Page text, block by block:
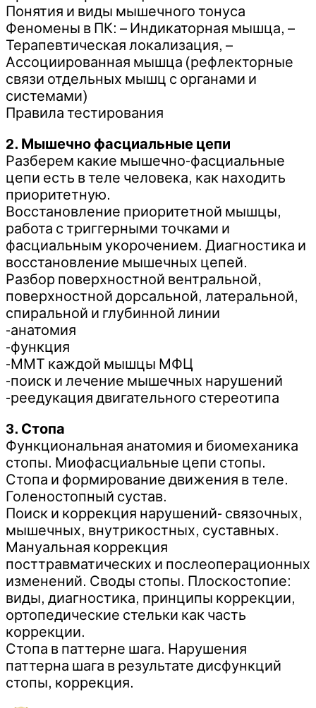
Понятия и виды мышечного тонуса
Феномены в ПК: – Индикаторная мышца, –
Терапевтическая локализация, –
Ассоциированная мышца (рефлекторные
связи отдельных мышц с органами и
системами)
Правила тестирования
2. Мышечно фасциальные цепи
Разберем какие мышечно-фасциальные
цепи есть в теле человека, как находить
приоритетную.
Восстановление приоритетной мышцы,
работа с триггерными точками и
фасциальным укорочением. Диагностика и
восстановление мышечных цепей.
Разбор поверхностной вентральной,
поверхностной дорсальной, латеральной,
спиральной и глубинной линии
-анатомия
-функция
-ММТ каждой мышцы МФЦ
-поиск и лечение мышечных нарушений
-реедукация двигательного стереотипа
3. Стопа
Функциональная анатомия и биомеханика
стопы. Миофасциальные цепи стопы.
Стопа и формирование движения в теле.
Голеностопный сустав.
Поиск и коррекция нарушений- связочных,
мышечных, внутрикостных, суставных.
Мануальная коррекция
посттравматических и послеоперационных
изменений. Своды стопы. Плоскостопие:
виды, диагностика, принципы коррекции,
ортопедические стельки как часть
коррекции.
Стопа в паттерне шага. Нарушения
паттерна шага в результате дисфункций
стопы, коррекция.